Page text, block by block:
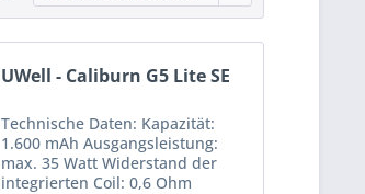
UWell - Caliburn G5 Lite SE
Technische Daten: Kapazität:
1.600 mAh Ausgangsleistung:
max. 35 Watt Widerstand der
integrierten Coil: 0,6 Ohm